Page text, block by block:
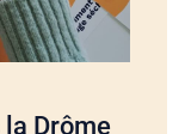
Drôme